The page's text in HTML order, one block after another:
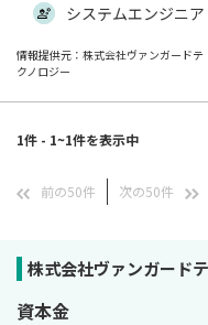
システムエンジニア
情報提供元：株式会社ヴァンガードテ
クノロジー
1件 - 1~1件を表示中
前の50件 次の50件
株式会社ヴァンガード
資本金